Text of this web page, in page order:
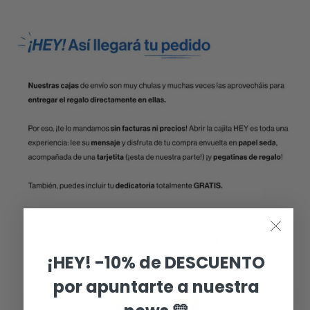
¡HEY! -10% de DESCUENTO
por apuntarte a nuestra